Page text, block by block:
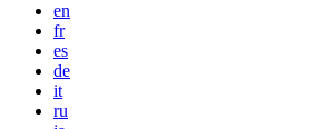
en
fr
es
de
it
ru